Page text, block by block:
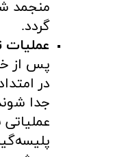
منجمد
گردد.
عملیات
پس از
در
جدا